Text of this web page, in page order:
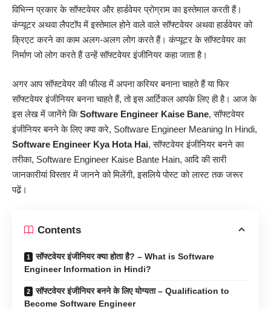
विभिन्न प्रकार के सॉफ्टवेयर और हार्डवेयर प्रोग्राम का इस्तेमाल करती हैं।
कंप्यूटर अथवा लैपटॉप में इस्तेमाल होने वाले वाले सॉफ्टवेयर अथवा हार्डवेयर को
क्रिएट करने का काम अलग-अलग लोग करते हैं। कंप्यूटर के सॉफ्टवेयर का
निर्माण जो लोग करते हैं उन्हें सॉफ्टवेयर इंजीनियर कहा जाता है।
अगर आप सॉफ्टवेयर की फील्ड में अपना करियर बनाना चाहते हैं या फिर
सॉफ्टवेयर इंजीनियर बनना चाहते हैं, तो इस आर्टिकल आपके लिए ही है। आज के
इस लेख में जानेंगे किSoftware Engineer Kaise Bane, सॉफ्टवेयर
इंजीनियर बनने के लिए क्या करे, Software Engineer Meaning In Hindi,
Software Engineer Kya Hota Hai, सॉफ्टवेयर इंजीनियर बनने का
तरीका, Software Engineer Kaise Bante Hain, आदि की सारी
जानकारीयांविस्तार में जानने को मिलेंगी, इसलिये पोस्ट को लास्ट तक जरूर
पढे़ं।
Contents
सॉफ्टवेयर इंजीनियर क्या होता है? – What is Software
Engineer Information in Hindi?
सॉफ्टवेयर इंजीनियर बनने के लिए योग्यता – Qualification to
Become Software Engineer